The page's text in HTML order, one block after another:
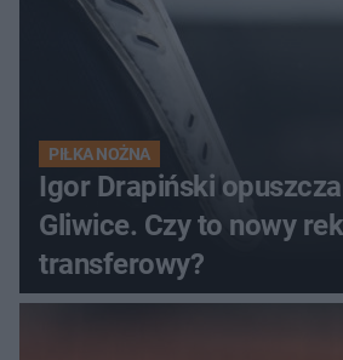
PIŁKA NOŻNA
Igor Drapiński
Gliwice. Czy to nowy
transferowy?